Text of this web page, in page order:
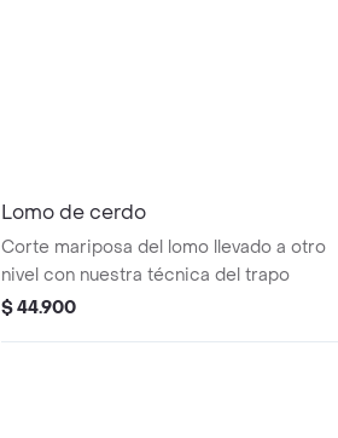
Lomo de cerdo
Corte mariposa del lomo llevado a otro
nivel con nuestra técnica del trapo
$ 44.900